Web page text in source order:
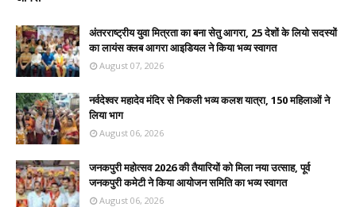
अंतरराष्ट्रीय युवा मित्रता का बना सेतु आगरा, 25 देशों के लियो सदस्यों
का लायंस क्लब आगरा आइडियल ने किया भव्य स्वागत
August 07, 2026
नर्वदेश्वर महादेव मंदिर से निकली भव्य कलश यात्रा, 150 महिलाओं ने
लिया भाग
August 06, 2026
जनकपुरी महोत्सव 2026 की तैयारियों को मिला नया उत्साह, पूर्व
जनकपुरी कमेटी ने किया आयोजन समिति का भव्य स्वागत
August 06, 2026